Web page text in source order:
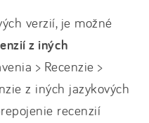
verzií, je možné
z iných
> Recenzie >
z iných jazykových
recenzií